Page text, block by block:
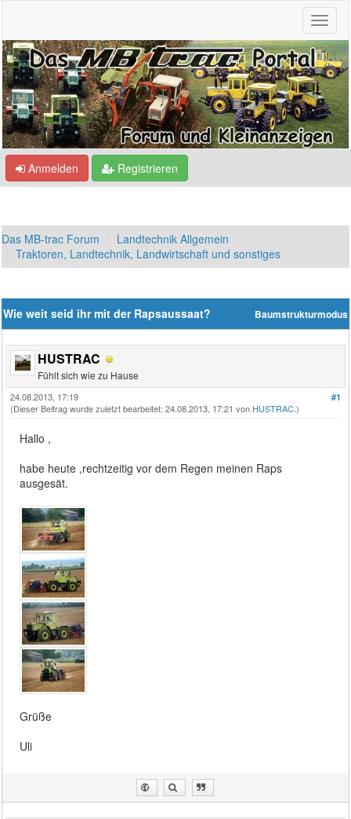
Anmelden Registrieren
Das MB-trac Forum
Landtechnik Allgemein
Traktoren, Landtechnik, Landwirtschaft und sonstiges
Baumstrukturmodus
Wie weit seid ihr mit der Rapsaussaat?
HUSTRAC
Fühlt sich wie zu Hause
#1
24.08.2013, 17:19
(Dieser Beitrag wurde zuletzt bearbeitet: 24.08.2013, 17:21 von HUSTRAC.)
Hallo ,
habe heute ,rechtzeitig vor dem Regen meinen Raps
ausgesät.
Grüße
Uli